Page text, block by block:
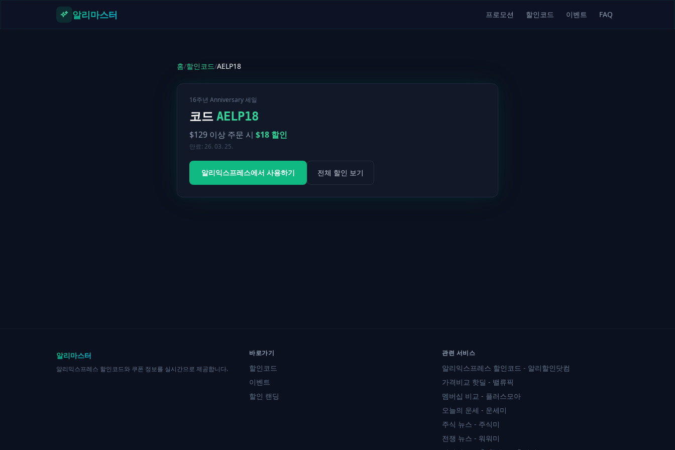
본문으로 건너뛰기
알리마스터 프로모션 할인코드 이벤트 FAQ
홈/할인코드/AELP18
16주년 Anniversary 세일
코드 AELP18
$129 이상 주문 시 $18 할인
만료: 26. 03. 25.
알리익스프레스에서 사용하기 전체 할인 보기
알리마스터
알리익스프레스 할인코드와 쿠폰 정보를 실시간으로 제공합니다.
바로가기
할인코드
이벤트
할인 랜딩
관련 서비스
알리익스프레스 할인코드 - 알리할인닷컴
가격비교 핫딜 - 밸류픽
멤버십 비교 - 플러스모아
오늘의 운세 - 운세미
주식 뉴스 - 주식미
전쟁 뉴스 - 워워미